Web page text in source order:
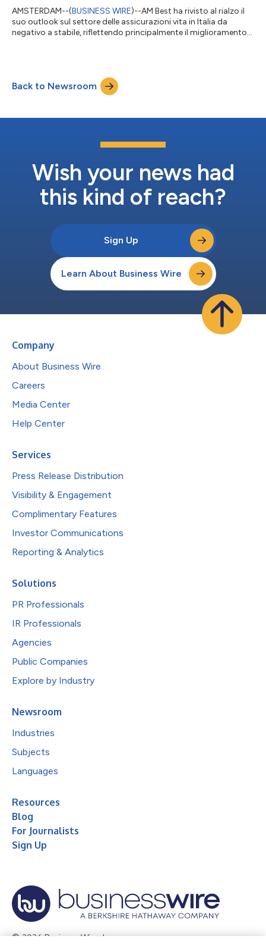
AMSTERDAM--(BUSINESS WIRE)--AM Best ha rivisto al rialzo il
suo outlook sul settore delle assicurazioni vita in Italia da
negativo a stabile, riflettendo principalmente il miglioramento
Report, “Outlook sul mercato assicurativo vita in Italia ” AM Best
osserva inoltre che si aspetta che il volume di premi rimanga
Back to Newsroom
Wish your news had
this kind of reach?
Sign Up
Learn About Business Wire
Company
About Business Wire
Careers
Media Center
Help Center
Services
Press Release Distribution
Visibility & Engagement
Complimentary Features
Investor Communications
Reporting & Analytics
Solutions
PR Professionals
IR Professionals
Agencies
Public Companies
Explore by Industry
Newsroom
Industries
Subjects
Languages
Resources
Blog
For Journalists
Sign Up
© 2026 Business Wire, Inc.